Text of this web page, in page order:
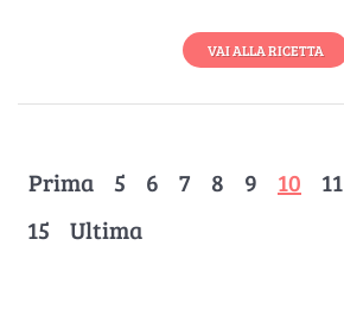
VAI ALLA RICETTA
Prima 5 6 7 8 9 10 11
15
Ultima